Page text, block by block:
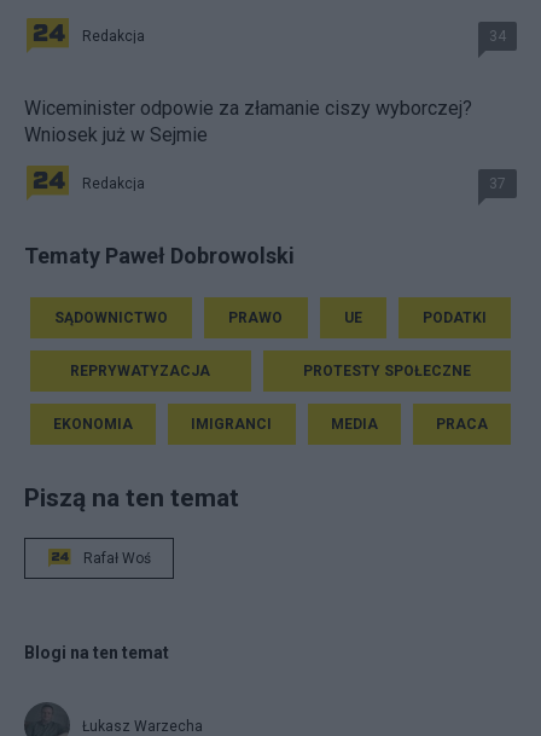
Redakcja 34
Wiceminister odpowie za złamanie ciszy wyborczej?
Wniosek już w Sejmie
Redakcja 37
Tematy Paweł Dobrowolski
SĄDOWNICTWO PRAWO UE PODATKI
REPRYWATYZACJA PROTESTY SPOŁECZNE
EKONOMIA IMIGRANCI MEDIA PRACA
Piszą na ten temat
Rafał Woś
Blogi na ten temat
Łukasz Warzecha